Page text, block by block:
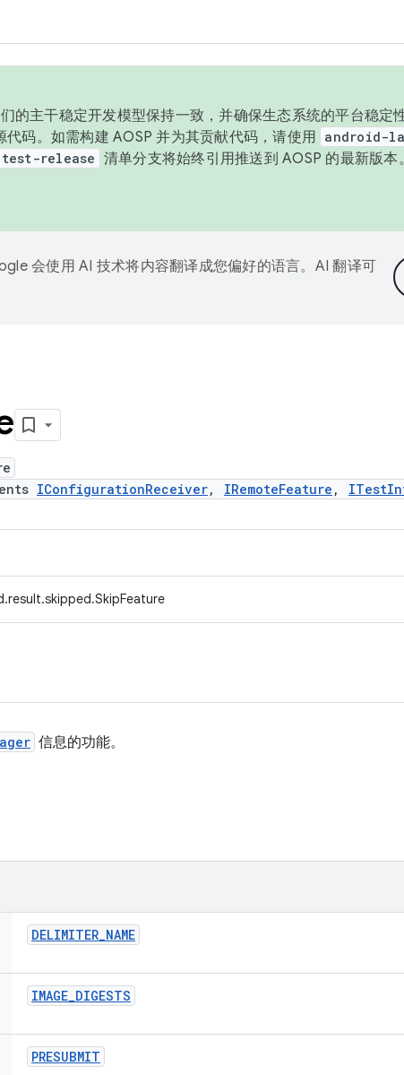
的主干稳定开发模型保持一致，并确保生态系统的平台稳定
代码。如需构建 AOSP 并为其贡献代码，请使用 android-
release 清单分支将始终引用推送到 AOSP 的最新版
会使用 AI 技术将内容翻译成您偏好的语言。AI 翻译可
IConfigurationReceiver, IRemoteFeature ,
信息的功能。
DELIMITER_NAME
IMAGE_DIGESTS
PRESUBMIT